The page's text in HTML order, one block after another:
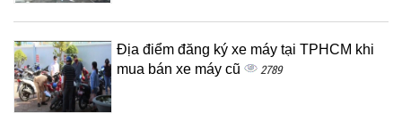
Địa điểm đăng ký xe máy tại TPHCM khi
mua bán xe máy cũ
2789